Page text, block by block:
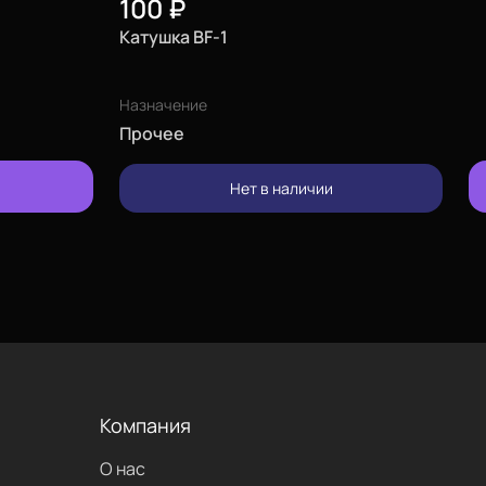
100 ₽
Катушка BF-1
Назначение
Прочее
Нет в наличии
Компания
О нас